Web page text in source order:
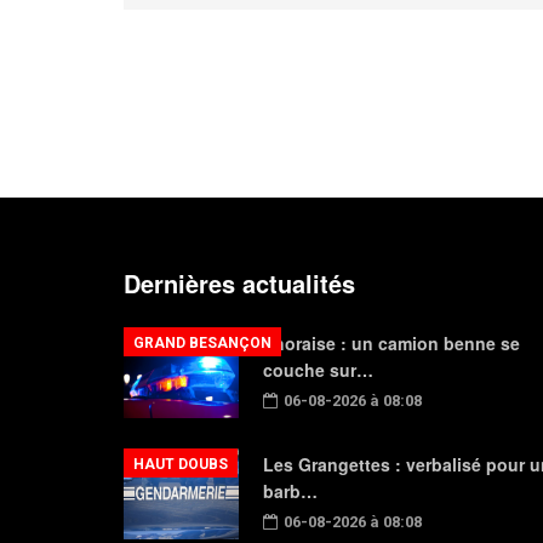
Dernières actualités
Thoraise : un camion benne se
couche sur…
06-08-2026 à 08:08
GRAND BESANÇON
Les Grangettes : verbalisé pour
barb…
06-08-2026 à 08:08
HAUT DOUBS